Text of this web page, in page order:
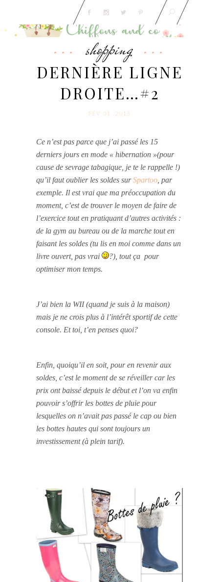
shopping
DERNIÈRE LIGNE
DROITE…#2
FÉV 01. 2013
Ce n’est pas parce que j’ai passé les 15
derniers jours en mode « hibernation »(pour
cause de sevrage tabagique, je te le rappelle !)
qu’il faut oublier les soldes surSpartoo , par
exemple. Il est vrai que ma préoccupation du
moment, c’est de trouver le moyen de faire de
l’exercice tout en pratiquant d’autres activités :
de la gym au bureau ou de la marche tout en
faisant les soldes (tu lis en moi comme dans un
livre ouvert, pas vrai
?), tout ça pour
optimiser mon temps.
J’ai bien la WII (quand je suis à la maison)
mais je ne crois plus à l’intérêt sportif de cette
console. Et toi, t’en penses quoi?
Enfin, quoiqu’il en soit, pour en revenir aux
soldes, c’est le moment de se réveiller car les
prix ont baissé depuis le début et l’on va enfin
pouvoir s’offrir les bottes de pluie pour
lesquelles on n’avait pas passé le cap ou bien
les bottes hautes qui sont toujours un
investissement (à plein tarif).